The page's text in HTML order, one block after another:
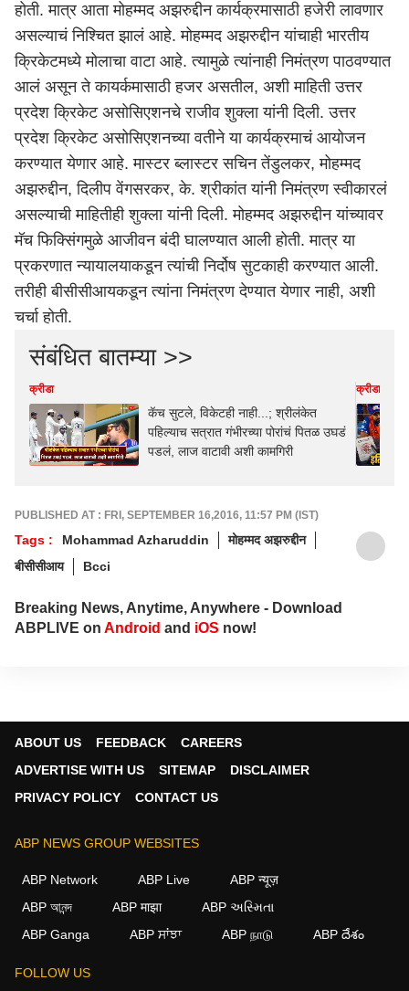
होती. मात्र आता मोहम्मद अझरुद्दीन कार्यक्रमासाठी हजेरी लावणार
असल्याचं निश्चित झालं आहे. मोहम्मद अझरुद्दीन यांचाही भारतीय
क्रिकेटमध्ये मोलाचा वाटा आहे. त्यामुळे त्यांनाही निमंत्रण पाठवण्यात
आलं असून ते कायर्कमासाठी हजर असतील, अशी माहिती उत्तर
प्रदेश क्रिकेट असोसिएशनचे राजीव शुक्ला यांनी दिली. उत्तर
प्रदेश क्रिकेट असोसिएशनच्या वतीने या कार्यक्रमाचं आयोजन
करण्यात येणार आहे. मास्टर ब्लास्टर सचिन तेंडुलकर, मोहम्मद
अझरुद्दीन, दिलीप वेंगसरकर, के. श्रीकांत यांनी निमंत्रण स्वीकारलं
असल्याची माहितीही शुक्ला यांनी दिली. मोहम्मद अझरुद्दीन यांच्यावर
मॅच फिक्सिंगमुळे आजीवन बंदी घालण्यात आली होती. मात्र या
प्रकरणात न्यायालयाकडून त्यांची निर्दोष सुटकाही करण्यात आली.
तरीही बीसीसीआयकडून त्यांना निमंत्रण देण्यात येणार नाही, अशी
चर्चा होती.
संबंधित बातम्या >>
क्रीडा
कॅच सुटले, विकेटही नाही...; श्रीलंकेत
पहिल्याच सत्रात गंभीरच्या पोरांचं पितळ उघडं
पडलं, लाज वाटावी अशी कामगिरी
क्रीडा
PUBLISHED AT : FRI, SEPTEMBER 16,2016, 11:57 PM (IST)
Tags : Mohammad Azharuddin
मोहम्मद अझरुद्दीन
बीसीसीआय
Bcci
Breaking News, Anytime, Anywhere - Download
ABPLIVE on Android and iOS now!
ABOUT US FEEDBACK
CAREERS
ADVERTISE WITH US
SITEMAP
DISCLAIMER
PRIVACY POLICY
CONTACT US
ABP NEWS GROUP WEBSITES
ABP Network ABP Live
ABP न्यूज़
ABP আনন্দ
ABP माझा
ABP અસ્મિતા
ABP Ganga
ABP ਸਾਂਝਾ ABP நாடு ABP దేశం
FOLLOW US